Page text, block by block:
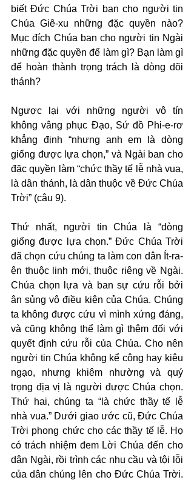
biết Đức Chúa Trời ban cho người tin
Chúa Giê-xu những đặc quyền nào?
Mục đích Chúa ban cho người tin Ngài
những đặc quyền để làm gì? Bạn làm gì
để hoàn thành trọng trách là dòng dõi
thánh?
Ngược lại với những người vô tín
không vâng phục Đạo, Sứ đồ Phi-e-rơ
khẳng định “nhưng anh em là dòng
giống được lựa chọn,” và Ngài ban cho
đặc quyền làm “chức thầy tế lễ nhà vua,
là dân thánh, là dân thuộc về Đức Chúa
Trời” (câu 9).
Thứ nhất, người tin Chúa là “dòng
giống được lựa chọn.” Đức Chúa Trời
đã chọn cứu chúng ta làm con dân Ít-ra-
ên thuộc linh mới, thuộc riêng về Ngài.
Chúa chọn lựa và ban sự cứu rỗi bởi
ân sủng vô điều kiện của Chúa. Chúng
ta không được cứu vì mình xứng đáng,
và cũng không thể làm gì thêm đối với
quyết định cứu rỗi của Chúa. Cho nên
người tin Chúa không kể công hay kiêu
ngạo, nhưng khiêm nhường và quý
trọng địa vị là người được Chúa chọn.
Thứ hai, chúng ta “là chức thầy tế lễ
nhà vua.” Dưới giao ước cũ, Đức Chúa
Trời phong chức cho các thầy tế lễ. Họ
có trách nhiệm đem Lời Chúa đến cho
dân Ngài, rồi trình các nhu cầu và tội lỗi
của dân chúng lên cho Đức Chúa Trời.